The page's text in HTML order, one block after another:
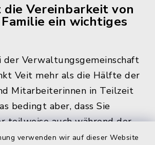
verwenden wir auf dieser Website
die Vereinbarkeit von
ein wichtiges
der Verwaltungsgemeinschaft
Veit mehr als die Hälfte der
Mitarbeiterinnen in Teilzeit
bedingt aber, dass Sie
teilweise auch während der
und zu den